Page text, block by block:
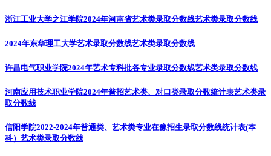
浙江工业大学之江学院2024年河南省艺术类录取分数线艺术类录取分数线
2024年东华理工大学艺术录取分数线艺术类录取分数线
许昌电气职业学院2024年艺术专科批各专业录取分数线艺术类录取分数线
河南应用技术职业学院2024年普招艺术类、对口类录取分数统计表艺术类录
取分数线
信阳学院2022-2024年普通类、艺术类专业在豫招生录取分数线统计表(本
科） 艺术类录取分数线